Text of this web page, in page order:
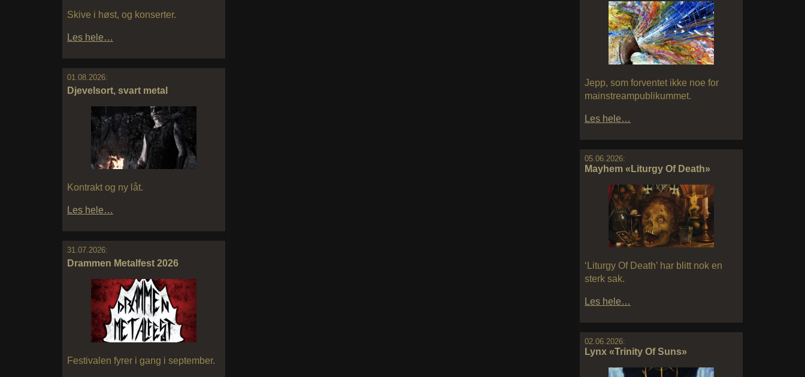
Skive i høst, og konserter.
Les hele…
01.08.2026:
Djevelsort, svart metal
Kontrakt og ny låt.
Les hele…
31.07.2026:
Drammen Metalfest 2026
Festivalen fyrer i gang i september.
Jepp, som forventet ikke noe for
mainstreampublikummet.
Les hele…
05.06.2026:
Mayhem «Liturgy Of Death»
‘Liturgy Of Death’ har blitt nok en
sterk sak.
Les hele…
02.06.2026:
Lynx «Trinity Of Suns»